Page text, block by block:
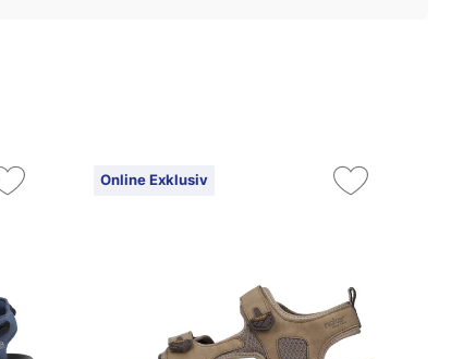
Online Exklusiv